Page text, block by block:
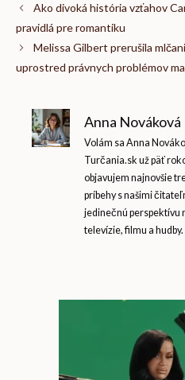
Ako divoká história vzťahov
pravidlá pre romantiku
Melissa Gilbert prerušila
uprostred právnych problémov
Anna Nováková
Volám sa Anna
Turčania.sk už päť
objavujem najnovšie
príbehy s našimi
jedinečnú perspektívu
televízie, filmu a hudby.